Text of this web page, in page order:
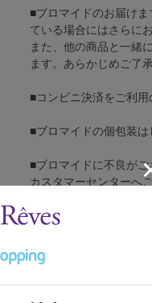
■ブロマイドのお届け
ている場合にはさらに
また、他の商品と一緒
ます。あらかじめご了
■コンビニ決済をご利用
■ブロマイドの個包装は
■ブロマイドに不良が
カスタマーセンターへ